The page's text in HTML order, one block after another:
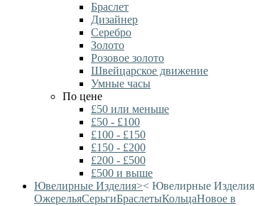
Браслет
Дизайнер
Серебро
Золото
Розовое золото
Швейцарское движение
Умные часы
По цене
£50 или меньше
£50 - £100
£100 - £150
£150 - £200
£200 - £500
£500 и выше
Ювелирные Изделия>< Ювелирные Изделия
ОжерельяСерьгиБраслетыКольцаНовое в